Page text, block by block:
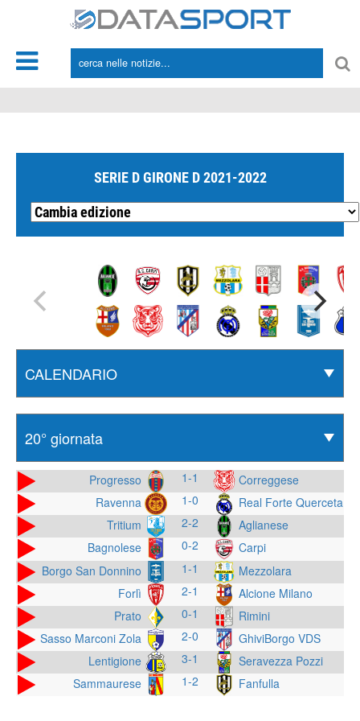
SERIE D GIRONE D 2021-2022
Progresso 1-1
Correggese
Ravenna
1-0
Real Forte Querceta
Tritium
2-2
Aglianese
Bagnolese
0-2
Carpi
Borgo San Donnino
1-1
Mezzolara
Forlì
2-1
Alcione Milano
Prato
0-1
Rimini
Sasso Marconi Zola
2-0
GhiviBorgo VDS
Lentigione
3-1
Seravezza Pozzi
Sammaurese
1-2 Fanfulla